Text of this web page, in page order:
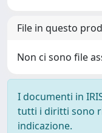
File in questo
Non ci sono file
I documenti in
tutti i diritti sono
indicazione.